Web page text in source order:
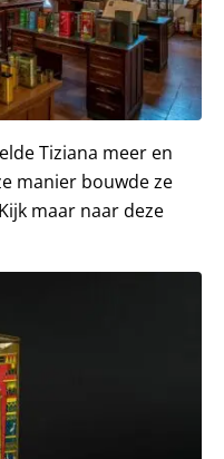
Tiziana meer en
manier bouwde ze
maar naar deze